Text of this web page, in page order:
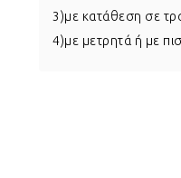
3)με κατάθεση σε
4)με μετρητά ή με